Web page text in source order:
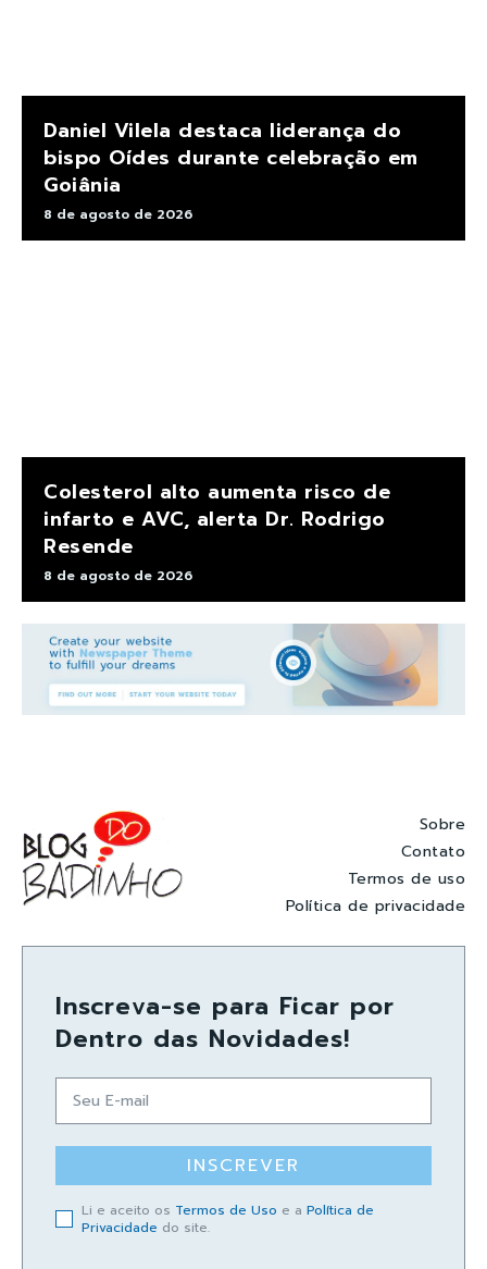
Daniel Vilela destaca liderança do
bispo Oídes durante celebração em
Goiânia
8 de agosto de 2026
Colesterol alto aumenta risco de
infarto e AVC, alerta Dr. Rodrigo
Resende
8 de agosto de 2026
Sobre
Contato
Termos de uso
Política de privacidade
Inscreva-se para Ficar por
Dentro das Novidades!
INSCREVER
Li e aceito os Termos de Uso e a Política de
Privacidade do site.